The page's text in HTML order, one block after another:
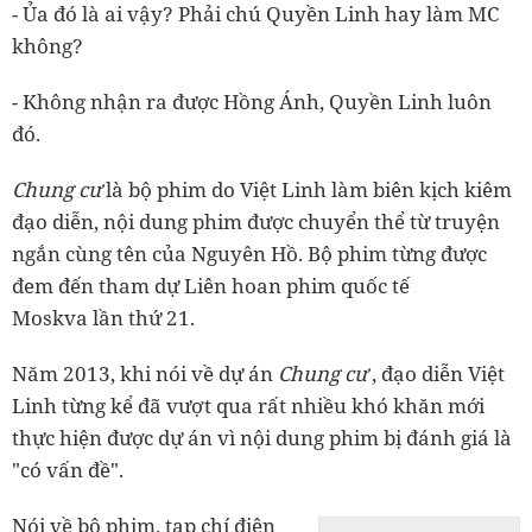
- Ủa đó là ai vậy? Phải chú Quyền Linh hay làm MC
không?
- Không nhận ra được Hồng Ánh, Quyền Linh luôn
đó.
Chung cưlà bộ phim do Việt Linh làm biên kịch kiêm
đạo diễn, nội dung phim được chuyển thể từ truyện
ngắn cùng tên của Nguyên Hồ. Bộ phim từng được
đem đến tham dự Liên hoan phim quốc tế
Moskva lần thứ 21.
Năm 2013, khi nói về dự án Chung cư, đạo diễn Việt
Linh từng kể đã vượt qua rất nhiều khó khăn mới
thực hiện được dự án vì nội dung phim bị đánh giá là
"có vấn đề".
Nói về bộ phim, tạp chí điện